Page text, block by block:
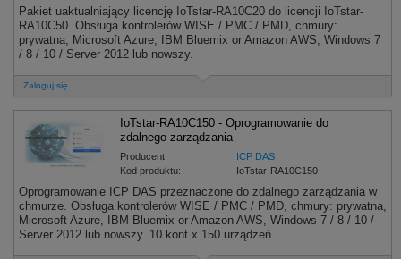
Pakiet uaktualniający licencję IoTstar-RA10C20 do licencji IoTstar-
RA10C50. Obsługa kontrolerów WISE / PMC / PMD, chmury:
prywatna, Microsoft Azure, IBM Bluemix or Amazon AWS, Windows 7
/ 8 / 10 / Server 2012 lub nowszy.
Zaloguj się
IoTstar-RA10C150 - Oprogramowanie do
zdalnego zarządzania
Producent:
ICP DAS
Kod produktu:
IoTstar-RA10C150
Oprogramowanie ICP DAS przeznaczone do zdalnego zarządzania w
chmurze. Obsługa kontrolerów WISE / PMC / PMD, chmury: prywatna,
Microsoft Azure, IBM Bluemix or Amazon AWS, Windows 7 / 8 / 10 /
Server 2012 lub nowszy. 10 kont x 150 urządzeń.